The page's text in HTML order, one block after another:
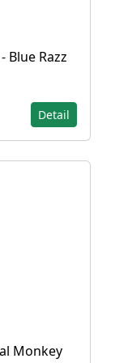
Blue Razz
Detail
Monkey